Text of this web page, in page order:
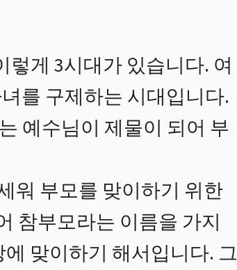
게 3시대가 있습니다. 여
를 구제하는 시대입니다.
예수님이 제물이 되어 부
워 부모를 맞이하기 위한
참부모라는 이름을 가지
맞이하기 해서입니다. 그